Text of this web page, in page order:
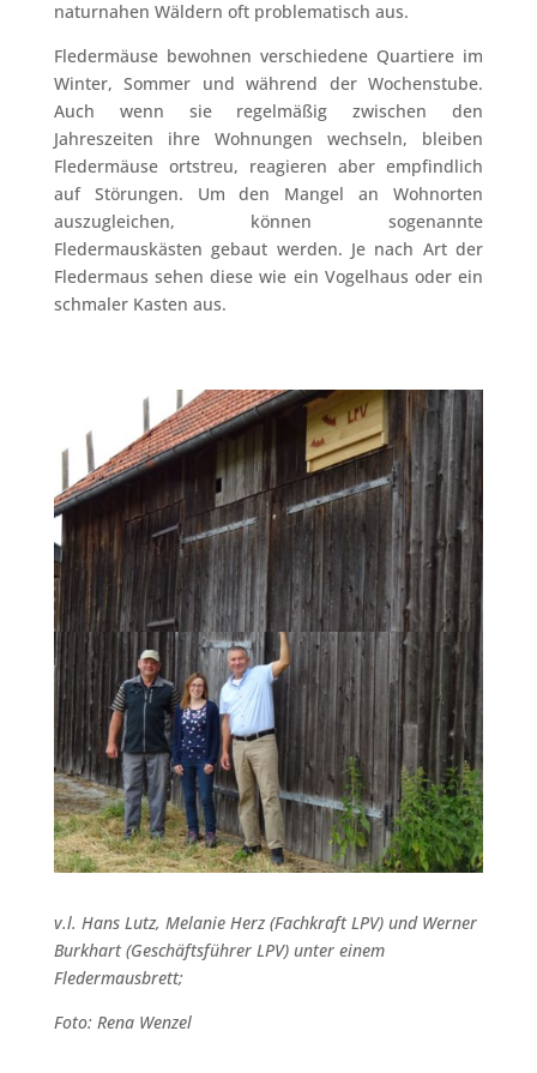
naturnahen Wäldern oft problematisch aus.
Fledermäuse bewohnen verschiedene Quartiere im
Winter, Sommer und während der Wochenstube.
Auch wenn sie regelmäßig zwischen den
Jahreszeiten ihre Wohnungen wechseln, bleiben
Fledermäuse ortstreu, reagieren aber empfindlich
auf Störungen. Um den Mangel an Wohnorten
auszugleichen, können sogenannte
Fledermauskästen gebaut werden. Je nach Art der
Fledermaus sehen diese wie ein Vogelhaus oder ein
schmaler Kasten aus.
v.l. Hans Lutz, Melanie Herz (Fachkraft LPV) und Werner
Burkhart (Geschäftsführer LPV) unter einem
Fledermausbrett;
Foto: Rena Wenzel